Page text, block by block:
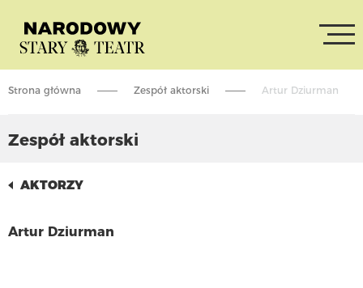
Strona główna Zespół aktorski Artur Dziurman
Zespół aktorski
AKTORZY
Artur Dziurman